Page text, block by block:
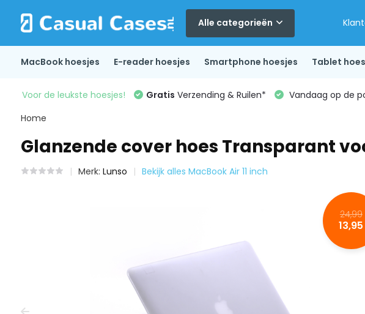
Alle categorieën
MacBook hoesjes E-reader hoesjes Smartphone hoesjes Tablet
Voor de leukste hoesjes! Gratis Verzending & Ruilen* Vandaag op de
Home
Glanzende cover hoes Transparant
Merk: Lunso Bekijk alles MacBook Air 11 inch
24,99
13,95